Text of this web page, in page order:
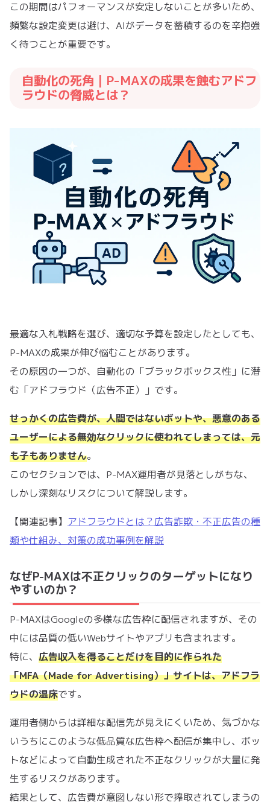
この期間はパフォーマンスが安定しないことが多いため、
頻繁な設定変更は避け、AIがデータを蓄積するのを辛抱強
く待つことが重要です。
自動化の死角｜P-MAXの成果を蝕むアドフ
ラウドの脅威とは？
最適な入札戦略を選び、適切な予算を設定したとしても、
P-MAXの成果が伸び悩むことがあります。
その原因の一つが、自動化の「ブラックボックス性」に潜
む「アドフラウド（広告不正）」です。
せっかくの広告費が、人間ではないボットや、悪意のある
ユーザーによる無効なクリックに使われてしまっては、元
も子もありません。
このセクションでは、P-MAX運用者が見落としがちな、
しかし深刻なリスクについて解説します。
【関連記事】 アドフラウドとは？広告詐欺・不正広告の種
類や仕組み、対策の成功事例を解説
なぜP-MAXは不正クリックのターゲットになり
やすいのか？
P-MAXはGoogleの多様な広告枠に配信されますが、その
中には品質の低いWebサイトやアプリも含まれます。
特に、 広告収入を得ることだけを目的に作られた
「MFA（Made for Advertising）」サイトは、アドフラ
ウドの温床です。
運用者側からは詳細な配信先が見えにくいため、気づかな
いうちにこのような低品質な広告枠へ配信が集中し、ボッ
トなどによって自動生成された不正なクリックが大量に発
生するリスクがあります。
結果として、広告費が意図しない形で搾取されてしまうの